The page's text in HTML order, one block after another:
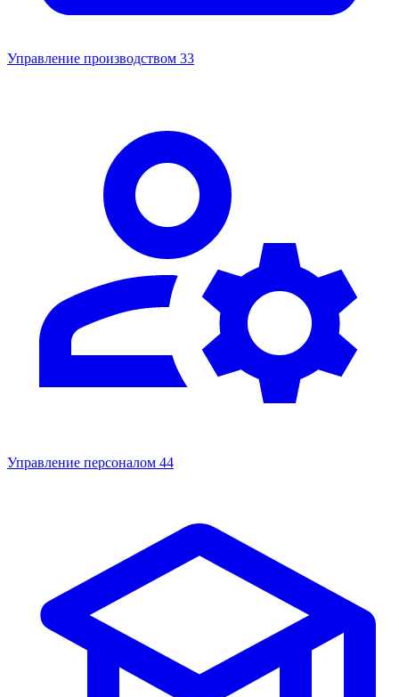
Управление производством 33
Управление персоналом 44